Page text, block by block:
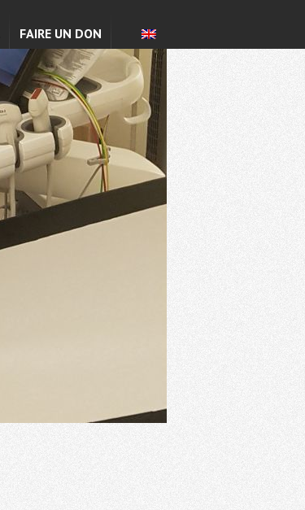
FAIRE UN DON